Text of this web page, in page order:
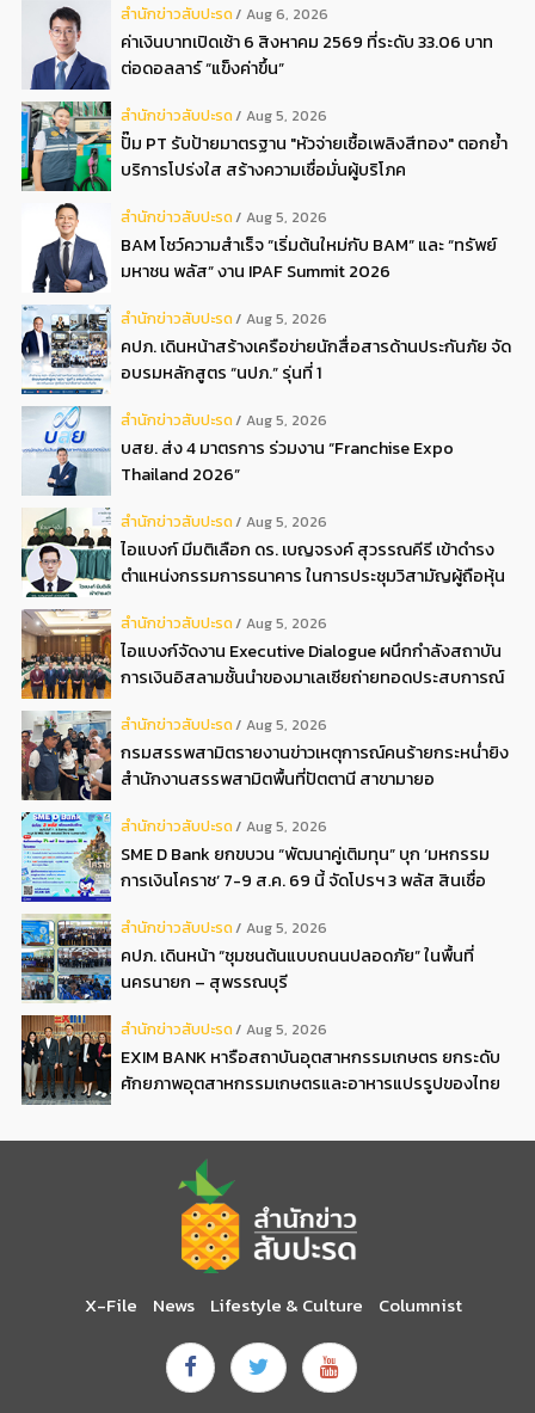
สํานักข่าวสับปะรด Aug 6, 2026
ค่าเงินบาทเปิดเช้า 6 สิงหาคม 2569 ที่ระดับ 33.06 บาท
ต่อดอลลาร์ “แข็งค่าขึ้น”
สํานักข่าวสับปะรด Aug 5, 2026
ปั๊ม PT รับป้ายมาตรฐาน "หัวจ่ายเชื้อเพลิงสีทอง" ตอกย้ำ
บริการโปร่งใส สร้างความเชื่อมั่นผู้บริโภค
สํานักข่าวสับปะรด Aug 5, 2026
BAM โชว์ความสำเร็จ “เริ่มต้นใหม่กับ BAM” และ “ทรัพย์
มหาชน พลัส” งาน IPAF Summit 2026
สํานักข่าวสับปะรด Aug 5, 2026
คปภ. เดินหน้าสร้างเครือข่ายนักสื่อสารด้านประกันภัย จัด
อบรมหลักสูตร “นปภ.” รุ่นที่ 1
สํานักข่าวสับปะรด Aug 5, 2026
บสย. ส่ง 4 มาตรการ ร่วมงาน “Franchise Expo
Thailand 2026”
สํานักข่าวสับปะรด Aug 5, 2026
ไอแบงก์ มีมติเลือก ดร. เบญจรงค์ สุวรรณคีรี เข้าดำรง
ตำแหน่งกรรมการธนาคาร ในการประชุมวิสามัญผู้ถือหุ้น
สํานักข่าวสับปะรด Aug 5, 2026
ไอแบงก์จัดงาน Executive Dialogue ผนึกกำลังสถาบัน
การเงินอิสลามชั้นนำของมาเลเซียถ่ายทอดประสบการณ์
อิสลามแห่งอนาคต
สํานักข่าวสับปะรด Aug 5, 2026
กรมสรรพสามิตรายงานข่าวเหตุการณ์คนร้ายกระหน่ำยิง
สำนักงานสรรพสามิตพื้นที่ปัตตานี สาขามายอ
สํานักข่าวสับปะรด Aug 5, 2026
SME D Bank ยกขบวน “พัฒนาคู่เติมทุน” บุก ‘มหกรรม
การเงินโคราช’ 7-9 ส.ค. 69 นี้ จัดโปรฯ 3 พลัส สินเชื่อ
สํานักข่าวสับปะรด Aug 5, 2026
คปภ. เดินหน้า “ชุมชนต้นแบบถนนปลอดภัย” ในพื้นที่
นครนายก – สุพรรณบุรี
สํานักข่าวสับปะรด Aug 5, 2026
EXIM BANK หารือสถาบันอุตสาหกรรมเกษตร ยกระดับ
ศักยภาพอุตสาหกรรมเกษตรและอาหารแปรรูปของไทย
X-File News Lifestyle & Culture Columnist